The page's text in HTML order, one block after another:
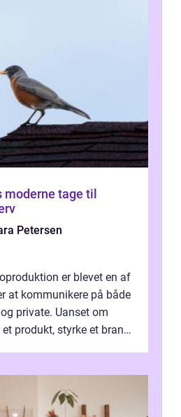
Petersen
er blevet en af
at kommunikere på både
private. Uanset om
produkt, styrke et brand,